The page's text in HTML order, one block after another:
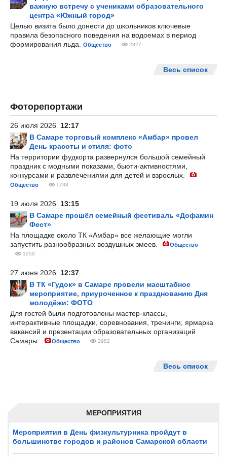
МЕРОПРИЯТИЯ
Мероприятия в День физкультурника пройдут в
большинстве городов и районов Самарской области
важную встречу с учениками образовательного
центра «Южный город»
Целью визита было донести до школьников ключевые
правила безопасного поведения на водоемах в период
формирования льда.
Общество 2827
Весь список
Фоторепортажи
26 июля 2026 12:17
В Самаре торговый комплекс «Амбар» провел
День красоты и стиля: фото
На территории фудкорта развернулся большой семейный
праздник с модными показами, бьюти-активностями,
конкурсами и развлечениями для детей и взрослых.
Общество 1738
19 июля 2026 13:15
В Самаре прошёл семейный фестиваль «Дофамин
Фест»
На площадке около ТК «Амбар» все желающие могли
запустить разнообразных воздушных змеев.
Общество
1259
27 июня 2026 12:37
В ТК «Гудок» в Самаре провели масштабное
мероприятие, приуроченное к празднованию Дня
молодёжи: ФОТО
Для гостей были подготовлены мастер-классы,
интерактивные площадки, соревнования, тренинги, ярмарка
вакансий и презентации образовательных организаций
Самары.
Общество 2982
Весь список